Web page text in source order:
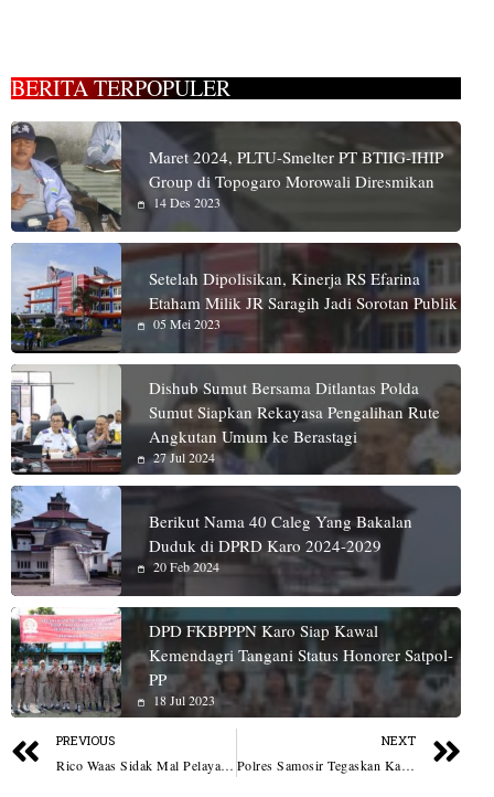
BERITA TERPOPULER
Maret 2024, PLTU-Smelter PT BTIIG-IHIP
Group di Topogaro Morowali Diresmikan
14 Des 2023
Setelah Dipolisikan, Kinerja RS Efarina
Etaham Milik JR Saragih Jadi Sorotan Publik
05 Mei 2023
Dishub Sumut Bersama Ditlantas Polda
Sumut Siapkan Rekayasa Pengalihan Rute
Angkutan Umum ke Berastagi
27 Jul 2024
Berikut Nama 40 Caleg Yang Bakalan
Duduk di DPRD Karo 2024-2029
20 Feb 2024
DPD FKBPPPN Karo Siap Kawal
Kemendagri Tangani Status Honorer Satpol-
PP
18 Jul 2023
PREVIOUS
Rico Waas Sidak Mal Pelayanan Publik, Baru 5 Menit Pelayanan Online KTP Dibuka Langsung Habis
NEXT
Polres Samosir Tegaskan Kasus EMN adalah Kecelakaan Tunggal, Buka Peluang Bukti Tambahan